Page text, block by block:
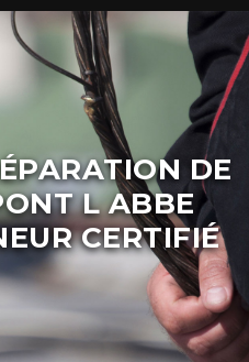
DE
L ABBE
CERTIFIÉ